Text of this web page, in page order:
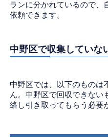
ランに分かれているので、
依頼できます。
中野区で収集していな
中野区では、以下のものは
ん。中野区で回収できない
絡し引き取ってもらう必要